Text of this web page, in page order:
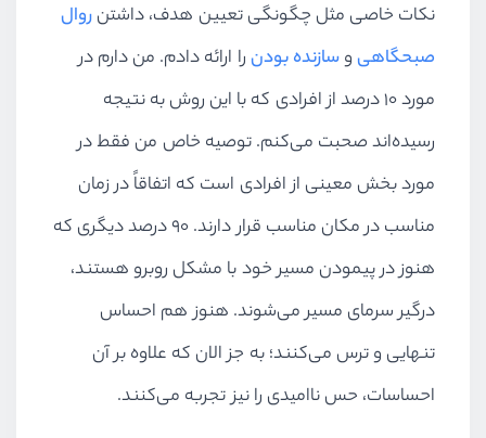
نکات خاصی مثل چگونگی تعیین هدف، داشتنروال
صبحگاهیوسازنده بودنرا ارائه دادم. من دارم در
مورد ۱۰ درصد از افرادی که با این روش به نتیجه
رسیده‌اند صحبت می‌کنم. توصیه خاص من فقط در
مورد بخش معینی از افرادی است که اتفاقاً در زمان
مناسب در مکان مناسب قرار دارند. ۹۰ درصد دیگری که
هنوز در پیمودن مسیر خود با مشکل روبرو هستند،
درگیر سرمای مسیر می‌شوند. هنوز هم احساس
تنهایی و ترس می‌کنند؛ به جز الان که علاوه بر آن
احساسات، حس ناامیدی را نیز تجربه می‌کنند.